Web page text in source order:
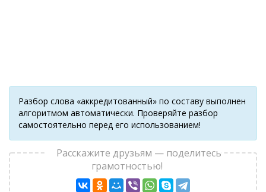
Разбор слова «аккредитованный» по составу выполнен
алгоритмом автоматически. Проверяйте разбор
самостоятельно перед его использованием!
Расскажите друзьям — поделитесь
грамотностью!